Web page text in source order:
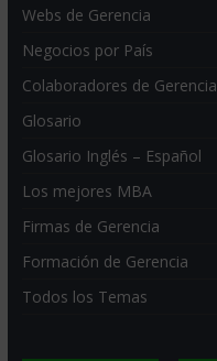
Webs de Gerencia
Negocios por País
Colaboradores de Gerencia
Glosario
Glosario Inglés – Español
Los mejores MBA
Firmas de Gerencia
Formación de Gerencia
Todos los Temas